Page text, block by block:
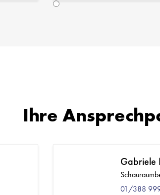
Ihre
Gabriele
01/388